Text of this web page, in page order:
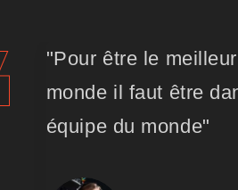
"Pour être le
monde il faut être
équipe du monde"